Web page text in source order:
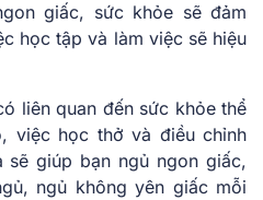
giấc, sức khỏe sẽ đảm
học tập và làm việc sẽ hiệu
liên quan đến sức khỏe thể
việc học thở và điều chỉnh
sẽ giúp bạn ngủ ngon giấc,
ngủ không yên giấc mỗi